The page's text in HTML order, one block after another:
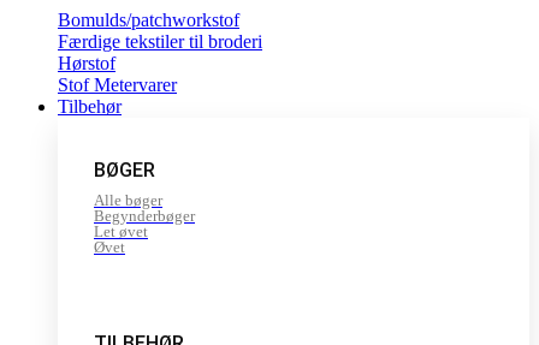
Bomulds/patchworkstof
Færdige tekstiler til broderi
Hørstof
Stof Metervarer
Tilbehør
BØGER
Alle bøger
Begynderbøger
Let øvet
Øvet